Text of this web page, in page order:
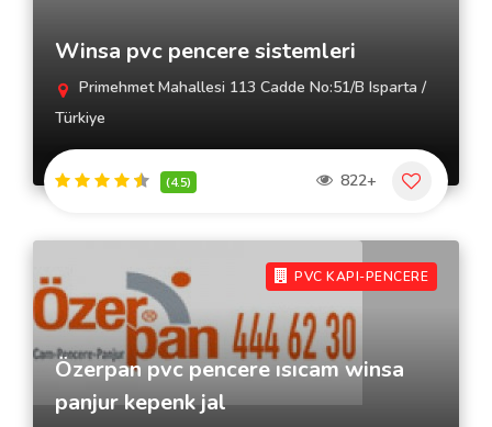
Winsa pvc pencere sistemleri
Primehmet Mahallesi 113 Cadde No:51/B Isparta /
Türkiye
(4.5) 822+
PVC KAPI-PENCERE
Özerpan pvc pencere ısıcam winsa
panjur kepenk jal